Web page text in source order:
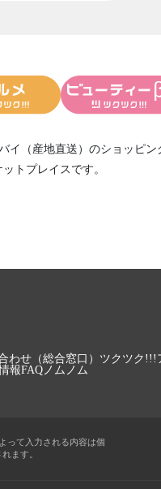
イ（産地直送） のショッピン
トプレイスです。
わせ（総合窓口）
ツクツク!!!
報FAQノムノム
って入力される内容は個
ます。